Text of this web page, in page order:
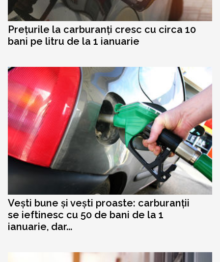
Prețurile la carburanți cresc cu circa 10
bani pe litru de la 1 ianuarie
Vești bune și vești proaste: carburanții
se ieftinesc cu 50 de bani de la 1
ianuarie, dar...